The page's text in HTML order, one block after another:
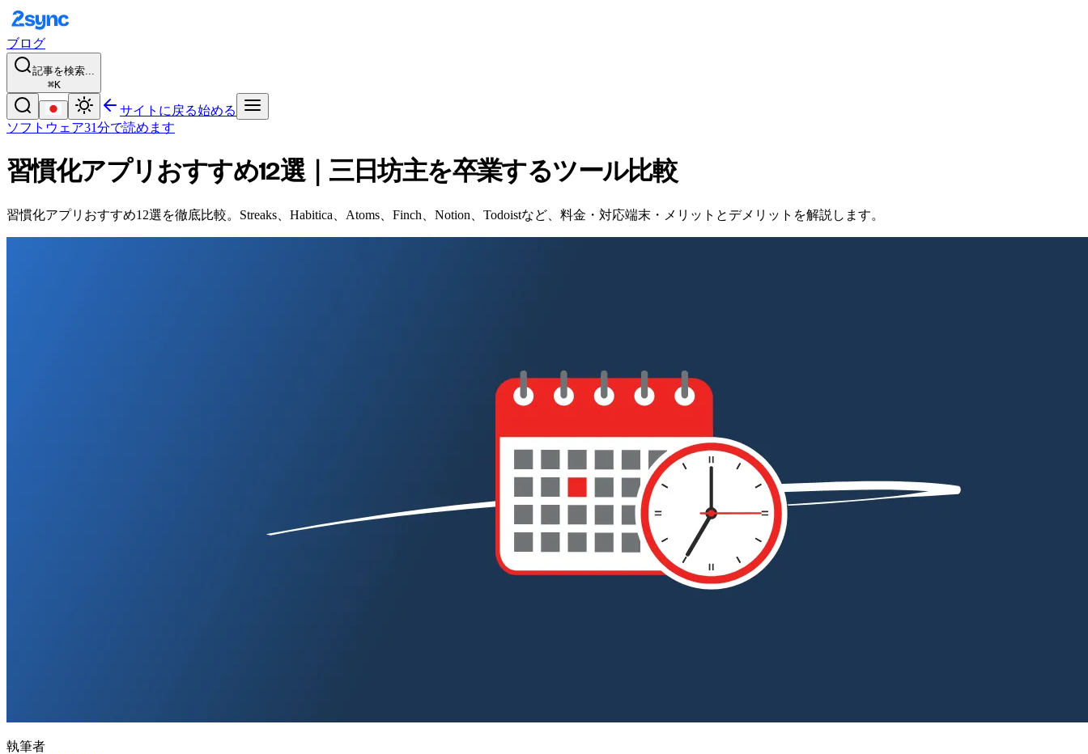
ブログ
記事を検索...
⌘K
サイトに戻る始める
ソフトウェア31分で読めます
習慣化アプリおすすめ12選｜三日坊主を卒業するツール比較
習慣化アプリおすすめ12選を徹底比較。Streaks、Habitica、Atoms、Finch、Notion、Todoistなど、料金・対応端末・メリットとデメリットを解説します。
執筆者